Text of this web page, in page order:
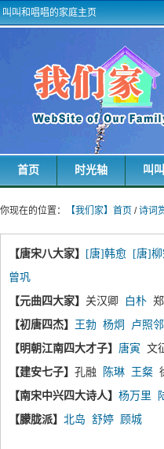
叫叫和唱唱的家庭主页
首页 时光轴 叫
你现在的位置： 【我们家】首页 /诗词
【唐宋八大家】 [唐]韩愈 [唐]
曾巩
【元曲四大家】 关汉卿 白朴
【初唐四杰】
王勃 杨炯 卢照邻
【明朝江南四大才子】 唐寅 文
【建安七子】 孔融 陈琳 王粲
【南宋中兴四大诗人】 杨万里
【朦胧派】 北岛 舒婷 顾城